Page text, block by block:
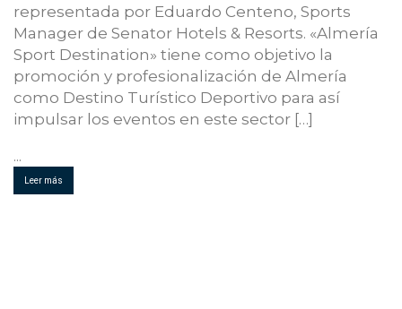
representada por Eduardo Centeno, Sports
Manager de Senator Hotels & Resorts. «Almería
Sport Destination» tiene como objetivo la
promoción y profesionalización de Almería
como Destino Turístico Deportivo para así
impulsar los eventos en este sector […]
...
Leer más